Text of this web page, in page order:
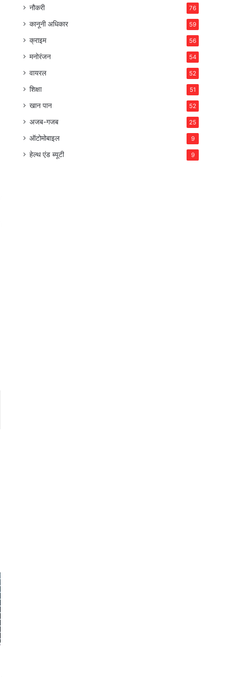
नौकरी 76
कानूनी अधिकार 59
क्राइम 56
मनोरंजन 54
वायरल 52
शिक्षा 51
खान पान 52
अजब-गजब 25
ऑटोमोबाइल 9
हेल्थ एंड ब्यूटी 9